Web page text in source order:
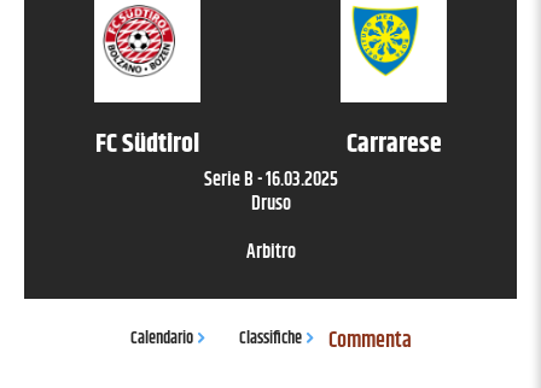
FC Südtirol Carrarese
Serie B-16.03.2025
Druso
Arbitro
Calendario Classifiche Commenta